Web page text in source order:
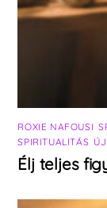
ROXIE NAFOUSI ,
SPIRITUALITÁS
Élj teljes